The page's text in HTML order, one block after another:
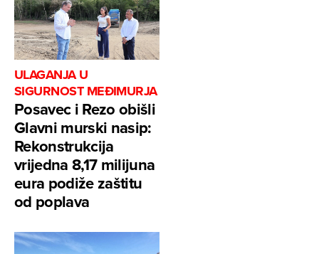
ULAGANJA U
SIGURNOST MEĐIMURJA
Posavec i Rezo obišli
Glavni murski nasip:
Rekonstrukcija
vrijedna 8,17 milijuna
eura podiže zaštitu
od poplava